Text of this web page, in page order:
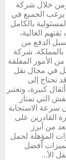
خلال شركة
يرغب الجميع في
بالكامل
الغالية،
الدفع من
بالمملكة. شركة
الأمور المقلقة
في مجال نقل
تحتاج إلى
كبيرة، وتعتبر
التي تمتاز
سرعة الاستجابة
القادرين على
من أبرز
المؤهلة لحمل
مميزات أفضل
الأ...